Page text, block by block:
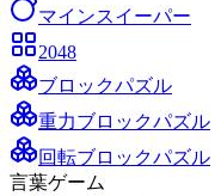
マインスイーパー
2048
ブロックパズル
重力ブロックパズル
回転ブロックパズル
言葉ゲーム